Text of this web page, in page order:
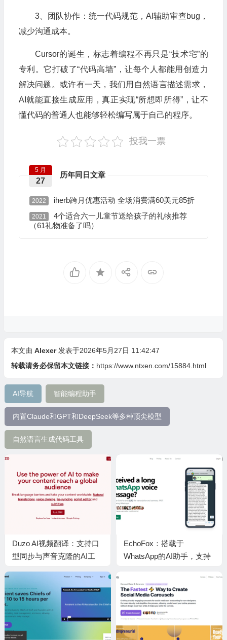
3、团队协作：统一代码规范，AI辅助审查bug，
减少沟通成本。
Cursor的诞生，标志着编程不再只是“技术宅”的
专利。它打破了“代码高墙”，让每个人都能用创造力
解决问题。或许有一天，我们用自然语言描述需求，
AI就能直接生成应用，真正实现“所想即所得”，让不
懂代码的普通人也能够轻松编写属于自己的程序。
投我一票
历年同日文章
5 月
27
2022 iherb跨月优惠活动 全场消费满60美元85折
2021
4个适合六一儿童节送给孩子的礼物推荐
（61礼物准备了吗）
本文由 Alexer 发表于2026年5月27日 11:42:47
转载请务必保留本文链接： https://www.ntxen.com/15884.html
AI导航 智能编程助手
内置Claude和GPT和DeepSeek等多种顶尖模型
自然语言生成代码工具
Duzo AI视频翻译：支持口
型同步与声音克隆的AI工
EchoFox：搭载于
WhatsApp的AI助手，支持
安全守护隐私